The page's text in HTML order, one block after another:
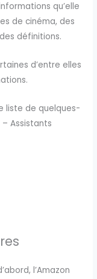
qu’elle
de cinéma, des
définitions.
d’entre elles
liste de quelques-
Assistants
l’Amazon